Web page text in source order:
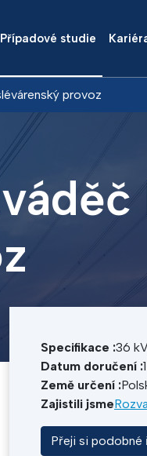
Případové studie
provoz
Specifikace :36
Datum doručení :
Země určení :
Zajistili jsme
Přeji si podobné